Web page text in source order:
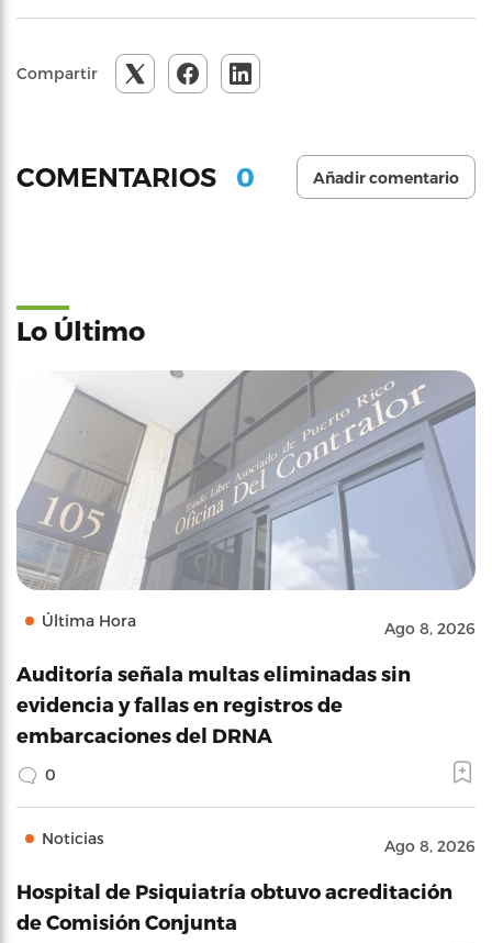
Compartir
COMENTARIOS 0 Añadir comentario
Lo Último
Última Hora Ago 8, 2026
Auditoría señala multas eliminadas sin
evidencia y fallas en registros de
embarcaciones del DRNA
0
Noticias Ago 8, 2026
Hospital de Psiquiatría obtuvo acreditación
de Comisión Conjunta